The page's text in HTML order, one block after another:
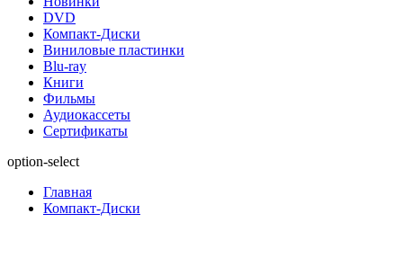
DVD
Компакт-Диски
Виниловые пластинки
Blu-ray
Книги
Фильмы
Аудиокассеты
Сертификаты
option-select
Главная
Компакт-Диски